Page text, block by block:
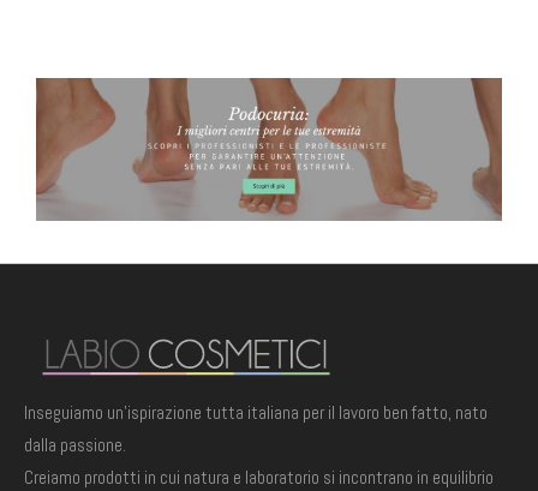
CONF. 10 PZ. FIOR DI PELLE 3 ML BUSTINA MONODOSE
3,05€
CONF. 10 PZ. FIOR DI PELLE 3 ML BUSTINA MONODOSE
3,05 €
Inseguiamo un'ispirazione tutta italiana per il lavoro ben fatto, nato
dalla passione.
Creiamo prodotti in cui natura e laboratorio si incontrano in equilibrio